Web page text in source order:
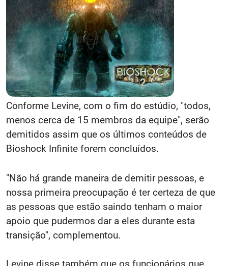
Conforme Levine, com o fim do estúdio, "todos,
menos cerca de 15 membros da equipe", serão
demitidos assim que os últimos conteúdos de
Bioshock Infinite forem concluídos.
"Não há grande maneira de demitir pessoas, e
nossa primeira preocupação é ter certeza de que
as pessoas que estão saindo tenham o maior
apoio que pudermos dar a eles durante esta
transição", complementou.